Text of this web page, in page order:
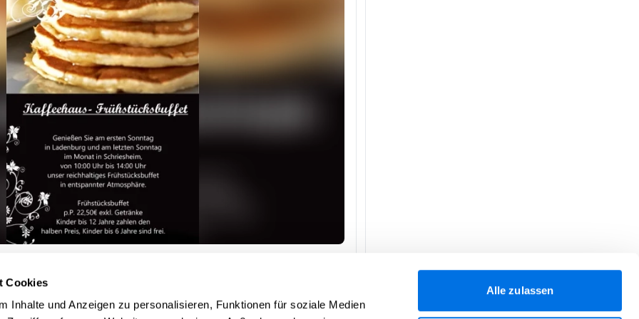
Cookies
Inhalte und Anzeigen zu personalisieren, Funktionen für soziale Medien
Alle zulassen
im Kaffeehaus Ladenburg unser reichhaltiges Frühstücksbuffet in entspannter